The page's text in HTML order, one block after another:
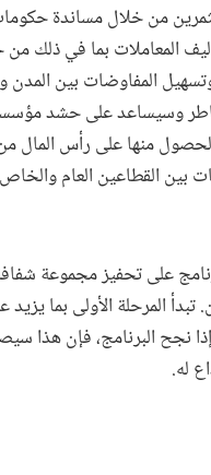
من خلال مساندة
المعاملات بما في ذلك من
المفاوضات بين المدن
وسيساعد على حشد
منها على رأس المال
بين القطاعين العام
على تحفيز مجموعة
في غضون 10 أعوام. وإذا نجح
له.